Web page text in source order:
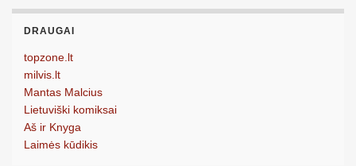
DRAUGAI
topzone.lt
milvis.lt
Mantas Malcius
Lietuviški komiksai
Aš ir Knyga
Laimės kūdikis